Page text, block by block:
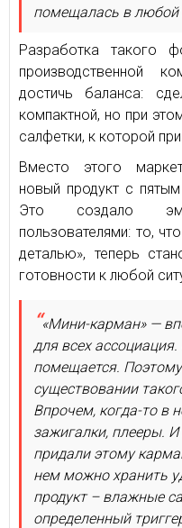
помещалась в любой
Разработка такого
производственной
достичь баланса:
компактной, но при
салфетки, к которой
Вместо этого
новый продукт с
Это создало
пользователями: то,
деталью», теперь
готовности к любой
«Мини-карман» —
для всех
помещается.
существовании
Впрочем, когда-то в
зажигалки, плееры.
придали этому
нем можно хранить
продукт – влажные
определенный